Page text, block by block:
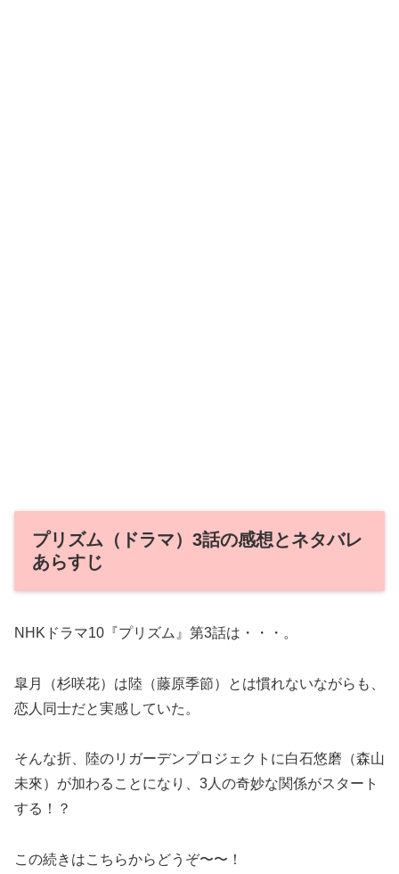
プリズム（ドラマ）3話の感想とネタバレ
あらすじ
NHKドラマ10『プリズム』第3話は・・・。
皐月（杉咲花）は陸（藤原季節）とは慣れないながらも、
恋人同士だと実感していた。
そんな折、陸のリガーデンプロジェクトに白石悠磨（森山
未來）が加わることになり、3人の奇妙な関係がスタート
する！？
この続きはこちらからどうぞ〜〜！